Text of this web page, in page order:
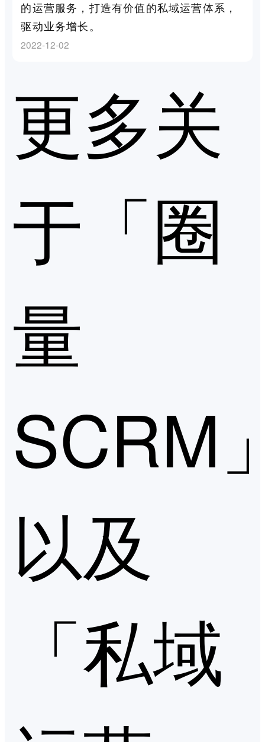
的运营服务，打造有价值的私域运营体系，
驱动业务增长。
2022-12-02
更多关
于「圈
量
SCRM
以及
「私域